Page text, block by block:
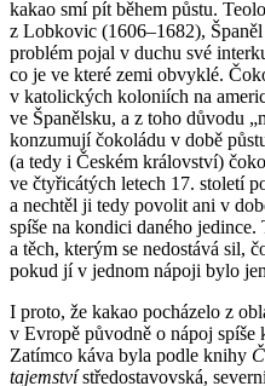
kakao smí pít během půstu.
z Lobkovic (1606–1682),
problém pojal v duchu své
co je ve které zemi obvyklé.
v katolických koloniích na
ve Španělsku, a z toho důvodu
konzumují čokoládu v době
(a tedy i Českém království)
ve čtyřicátých letech 17. století
a nechtěl ji tedy povolit ani v
spíše na kondici daného jedince.
a těch, kterým se nedostává sil,
pokud jí v jednom nápoji bylo
I proto, že kakao pocházelo z
v Evropě původně o nápoj
Zatímco káva byla podle knihy
tajemstvístředostavovská,